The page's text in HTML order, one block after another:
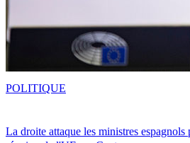
La droite attaque les ministres
POLITIQUE